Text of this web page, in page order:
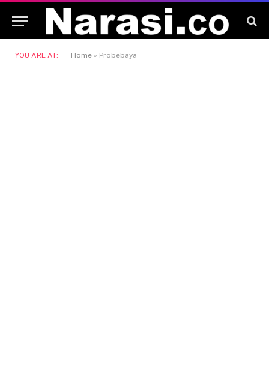
YOU ARE AT: Home » Probebaya